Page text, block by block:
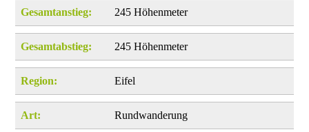
Gesamtanstieg: 245 Höhenmeter
Gesamtabstieg: 245 Höhenmeter
Region: Eifel
Art: Rundwanderung